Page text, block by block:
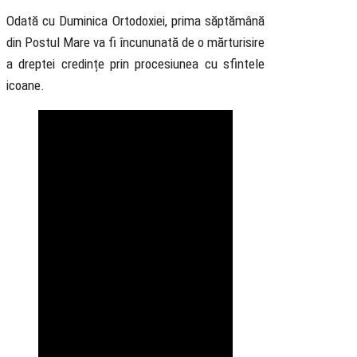
Odată cu Duminica Ortodoxiei, prima săptămână
din Postul Mare va fi încununată de o mărturisire
a dreptei credințe prin procesiunea cu sfintele
icoane.